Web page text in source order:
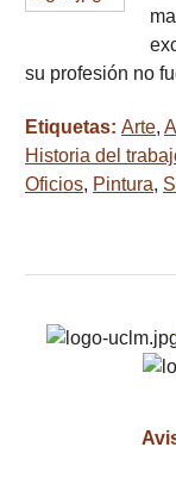
su profesión no
Etiquetas: Arte,
Historia del
Oficios, Pintura,